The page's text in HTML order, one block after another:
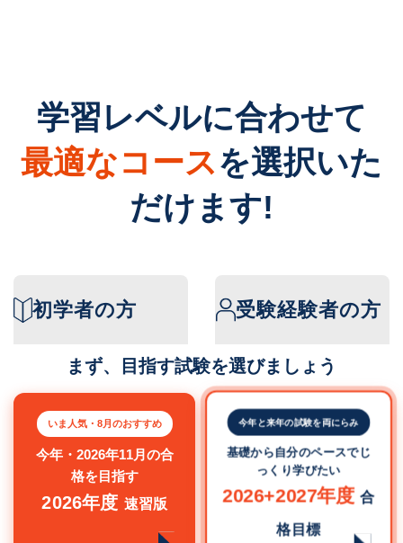
学習レベルに合わせて
最適なコースを選択いた
だけます!
初学者の方 受験経験者の方
まず、目指す試験を選びましょう
いま人気・8月のおすすめ
今年・2026年11月の合
格を目指す
2026年度 速習版
今年と来年の試験を両にらみ
基礎から自分のペースでじ
っくり学びたい
2026+2027年度 合
格目標